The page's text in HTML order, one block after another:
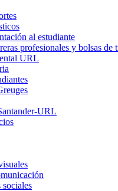
al estudiante
profesionales y bolsas de
URL
URL